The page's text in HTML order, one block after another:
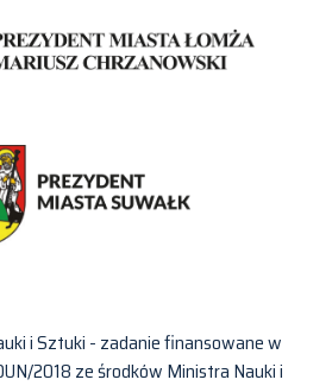
i Sztuki - zadanie finansowane w
2018 ze środków Ministra Nauki i